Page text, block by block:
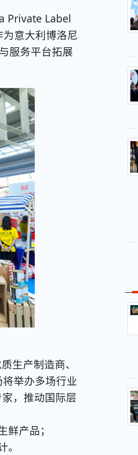
Private Label
意大利博洛尼
服务平台拓展
生产制造商、
举办多场行业
，推动国际层
产品；